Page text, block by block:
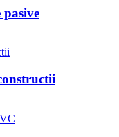
pasive